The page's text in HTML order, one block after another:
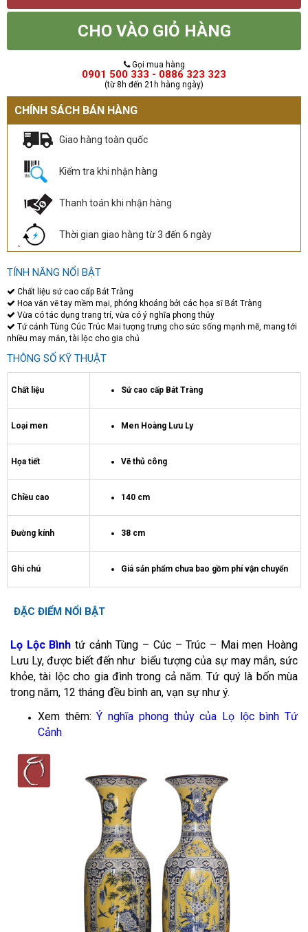
CHO VÀO GIỎ HÀNG
Gọi mua hàng
0901 500 333 - 0886 323 323
(từ 8h đến 21h hàng ngày)
CHÍNH SÁCH BÁN HÀNG
Giao hàng toàn quốc
Kiểm tra khi nhận hàng
Thanh toán khi nhận hàng
Thời gian giao hàng từ 3 đến 6 ngày
TÍNH NĂNG NỔI BẬT
Chất liệu sứ cao cấp Bát Tràng
Hoa văn vẽ tay mềm mại, phóng khoáng bởi các họa sĩ Bát Tràng
Vừa có tác dụng trang trí, vừa có ý nghĩa phong thủy
Tứ cảnh Tùng Cúc Trúc Mai tượng trưng cho sức sống mạnh mẽ, mang tới
nhiều may mắn, tài lộc cho gia chủ
THÔNG SỐ KỸ THUẬT
Chất liệu Sứ cao cấp Bát Tràng
Loại men Men Hoàng Lưu Ly
Họa tiết Vẽ thủ công
Chiều cao 140 cm
Đường kính 38 cm
Ghi chú Giá sản phẩm chưa bao gồm phí vận chuyển
ĐẶC ĐIỂM NỔI BẬT
Lọ Lộc Bình tứ cảnh Tùng – Cúc – Trúc – Mai men Hoàng
Lưu Ly, được biết đến như biểu tượng của sự may mắn, sức
khỏe, tài lộc cho gia đình trong cả năm. Tứ quý là bốn mùa
trong năm, 12 tháng đều bình an, vạn sự như ý.
Xem thêm: Ý nghĩa phong thủy của Lọ lộc bình Tứ
Cảnh